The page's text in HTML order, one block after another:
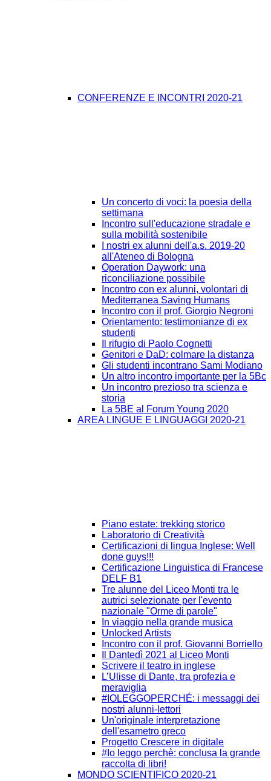
CONFERENZE E INCONTRI 2020-21
Un concerto di voci: la poesia della
settimana
Incontro sull'educazione stradale e
sulla mobilità sostenibile
I nostri ex alunni dell'a.s. 2019-20
all'Ateneo di Bologna
Operation Daywork: una
riconciliazione possibile
Incontro con ex alunni, volontari di
Mediterranea Saving Humans
Incontro con il prof. Giorgio Negroni
Orientamento: testimonianze di ex
studenti
Il rifugio di Paolo Cognetti
Genitori e DaD: colmare la distanza
Gli studenti incontrano Sami Modiano
Un altro incontro importante per la 5Bc
Un incontro prezioso tra scienza e
storia
La 5BE al Forum Young 2020
AREA LINGUE E LINGUAGGI 2020-21
Piano estate: trekking storico
Laboratorio di Creatività
Certificazioni di lingua Inglese: Well
done guys!!!
Certificazione Linguistica di Francese
DELF B1
Tre alunne del Liceo Monti tra le
autrici selezionate per l'evento
nazionale "Orme di parole"
In viaggio nella grande musica
Unlocked Artists
Incontro con il prof. Giovanni Borriello
Il Dantedì 2021 al Liceo Monti
Scrivere il teatro in inglese
L’Ulisse di Dante, tra profezia e
meraviglia
#IOLEGGOPERCHÉ: i messaggi dei
nostri alunni-lettori
Un'originale interpretazione
dell'esametro greco
Progetto Crescere in digitale
#Io leggo perchè: conclusa la grande
raccolta di libri!
MONDO SCIENTIFICO 2020-21